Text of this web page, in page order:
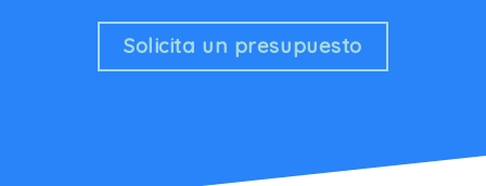
Solicita un presupuesto